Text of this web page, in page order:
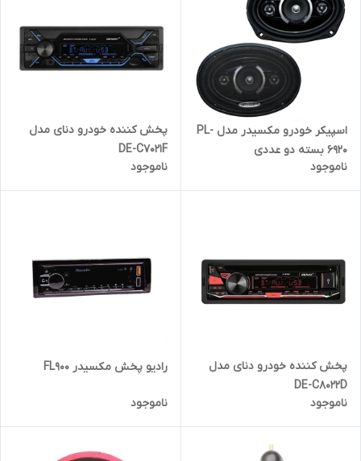
اسپیکر خودرو مکسیدر مدل PL-
6920 بسته دو عددی
ناموجود
پخش کننده خودرو دنای مدل
DE-C7021F
ناموجود
پخش کننده خودرو دنای مدل
DE-C8022D
ناموجود
رادیو پخش مکسیدر FL900
ناموجود